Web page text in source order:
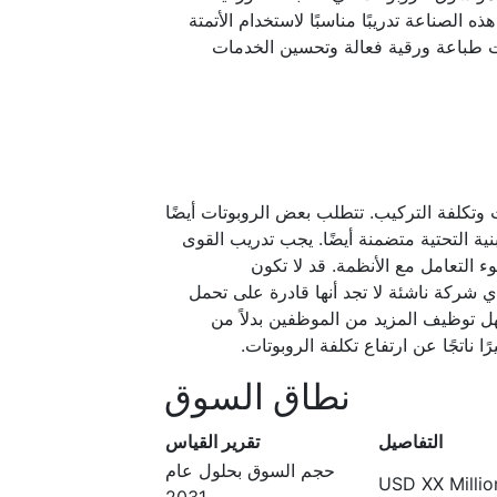
تدريبًا مناسبًا لاستخدام الأتمتة
طباعة ورقية فعالة وتحسين الخدمات
وتكلفة التركيب. تتطلب بعض الروبوتات أيضًا
التحتية متضمنة أيضًا. يجب تدريب القوى
التعامل مع الأنظمة. قد لا تكون
شركة ناشئة لا تجد أنها قادرة على تحمل
توظيف المزيد من الموظفين بدلاً من
ناتجًا عن ارتفاع تكلفة الروبوتات.
نطاق السوق
تقرير القياس
التفاصيل
حجم السوق بحلول عام
USD XX